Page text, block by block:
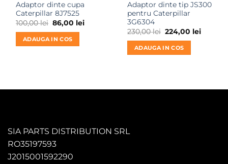
Adaptor dinte cupa
Caterpillar 8J7525
100,00lei Prețul
inițial
a
fost:
100,00 lei.
86,00 leiPrețul
ADAUGA IN COS
Adaptor dinte tip JS300
pentru Caterpillar
3G6304
230,00lei Prețul
inițial
a
fost:
230,00 lei.
224,00 leiPrețul
ADAUGA IN COS
SIA PARTS DISTRIBUTION SRL
RO35197593
J2015001592290